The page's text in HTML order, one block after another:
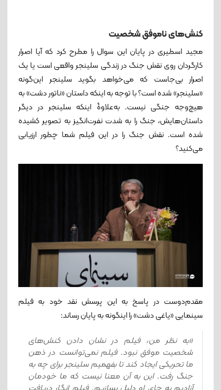
کنش‌های ناموفق شخصیت
مجید اسطیری در پایان این سوال را مطرح کرد که آیا اصرار
کارگردان روی نقش جنگ در زندگی سلینجر واقعی است یا یک
اصرار بی‌جاست که می‌خواهد بگوید سلینجر این‌گونه
«سلینجر» شده است؟ با توجه به اینکه داستان «ناتور دشت» به
هیچ‌وجه جنگی نیست. به‌علاوۀ اینکه سلینجر در دیگر
داستان‌هایش، جنگ را به شدت نفرت‌انگیز به تصویر کشیده
شده است. نقش جنگ را در این فیلم شما چطور ارزیابی
می‌کنید؟
مقدم‌دوست در پاسخ به این پرسش نقد خود به فیلم
سینمایی «یاغی دشت» را اینگونه به پایان رساند:
«به نظر من، فیلم در نشان دادن کنش‌های
شخصیت موفق نبود. فیلم نمی‌توانست در ذهن
ما تحریکی ایجاد کند تا بفهمیم سلینجر برای چه به
جنگ رفت. این به آن معنا نیست که ما خودمان